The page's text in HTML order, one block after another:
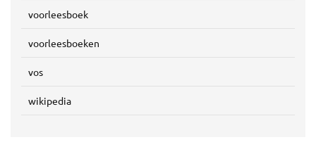
voorleesboek
voorleesboeken
vos
wikipedia